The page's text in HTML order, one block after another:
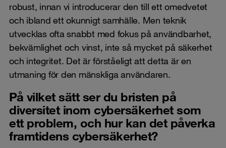
robust, innan vi introducerar den till ett omedvetet
och ibland ett okunnigt samhälle. Men teknik
utvecklas ofta snabbt med fokus på användbarhet,
bekvämlighet och vinst, inte så mycket på säkerhet
och integritet. Det är förståeligt att detta är en
utmaning för den mänskliga användaren.
På vilket sätt ser du bristen på
diversitet inom cybersäkerhet som
ett problem, och hur kan det påverka
framtidens cybersäkerhet?